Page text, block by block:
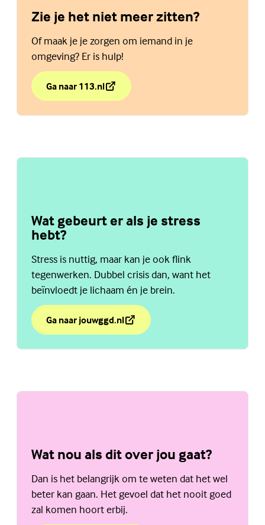
Zie je het niet meer zitten?
Of maak je je zorgen om iemand in je
omgeving? Er is hulp!
Ga naar 113.nl
over Zie je het niet meer zitten?
(Externe link)
Wat gebeurt er als je stress
hebt?
Stress is nuttig, maar kan je ook flink
tegenwerken. Dubbel crisis dan, want het
beïnvloedt je lichaam én je brein.
Ga naar jouwggd.nl
over Wat gebeurt er als je stress hebt?
(Externe link)
Wat nou als dit over jou gaat?
Dan is het belangrijk om te weten dat het wel
beter kan gaan. Het gevoel dat het nooit goed
zal komen hoort erbij.